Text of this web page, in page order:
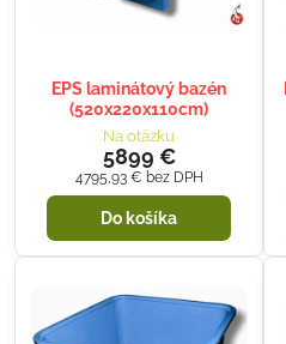
EPS laminátový bazén
(520x220x110cm)
Na otázku
5899 €
4795,93 € bez DPH
Do košíka